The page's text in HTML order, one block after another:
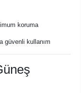
koruma
güvenli kullanım